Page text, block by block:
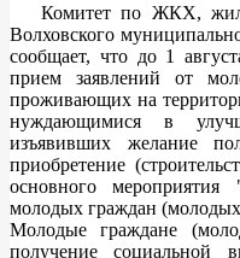
Комитет по ЖКХ,
Волховского
сообщает, что до 1
прием заявлений от
проживающих на
нуждающимися в
изъявивших желание
приобретение
основного
молодых граждан
Молодые граждане
получение социальной